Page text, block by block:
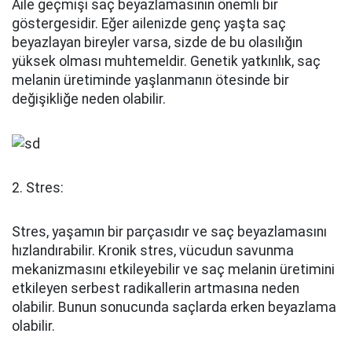
Aile geçmişi saç beyazlamasının önemli bir
göstergesidir. Eğer ailenizde genç yaşta saç
beyazlayan bireyler varsa, sizde de bu olasılığın
yüksek olması muhtemeldir. Genetik yatkınlık, saç
melanin üretiminde yaşlanmanın ötesinde bir
değişikliğe neden olabilir.
2. Stres:
Stres, yaşamın bir parçasıdır ve saç beyazlamasını
hızlandırabilir. Kronik stres, vücudun savunma
mekanizmasını etkileyebilir ve saç melanin üretimini
etkileyen serbest radikallerin artmasına neden
olabilir. Bunun sonucunda saçlarda erken beyazlama
olabilir.